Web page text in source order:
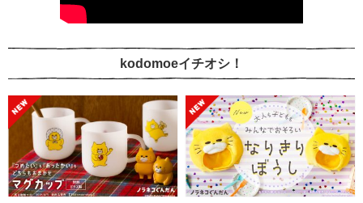
kodomoeイチオシ！